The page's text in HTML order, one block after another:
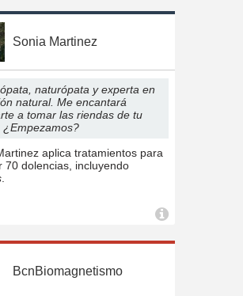
Sonia Martinez
naturópata y experta en
natural. Me encantará
a tomar las riendas de tu
¿Empezamos?
aplica tratamientos para
70 dolencias, incluyendo
.
BcnBiomagnetismo